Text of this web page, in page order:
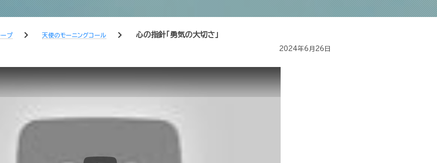
プ chevron_right 天使のモーニングコール chevron_right 心の指針「勇気の大切さ」
2024年6月26日